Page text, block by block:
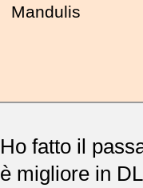
Mandulis
Ho fatto il
è migliore in